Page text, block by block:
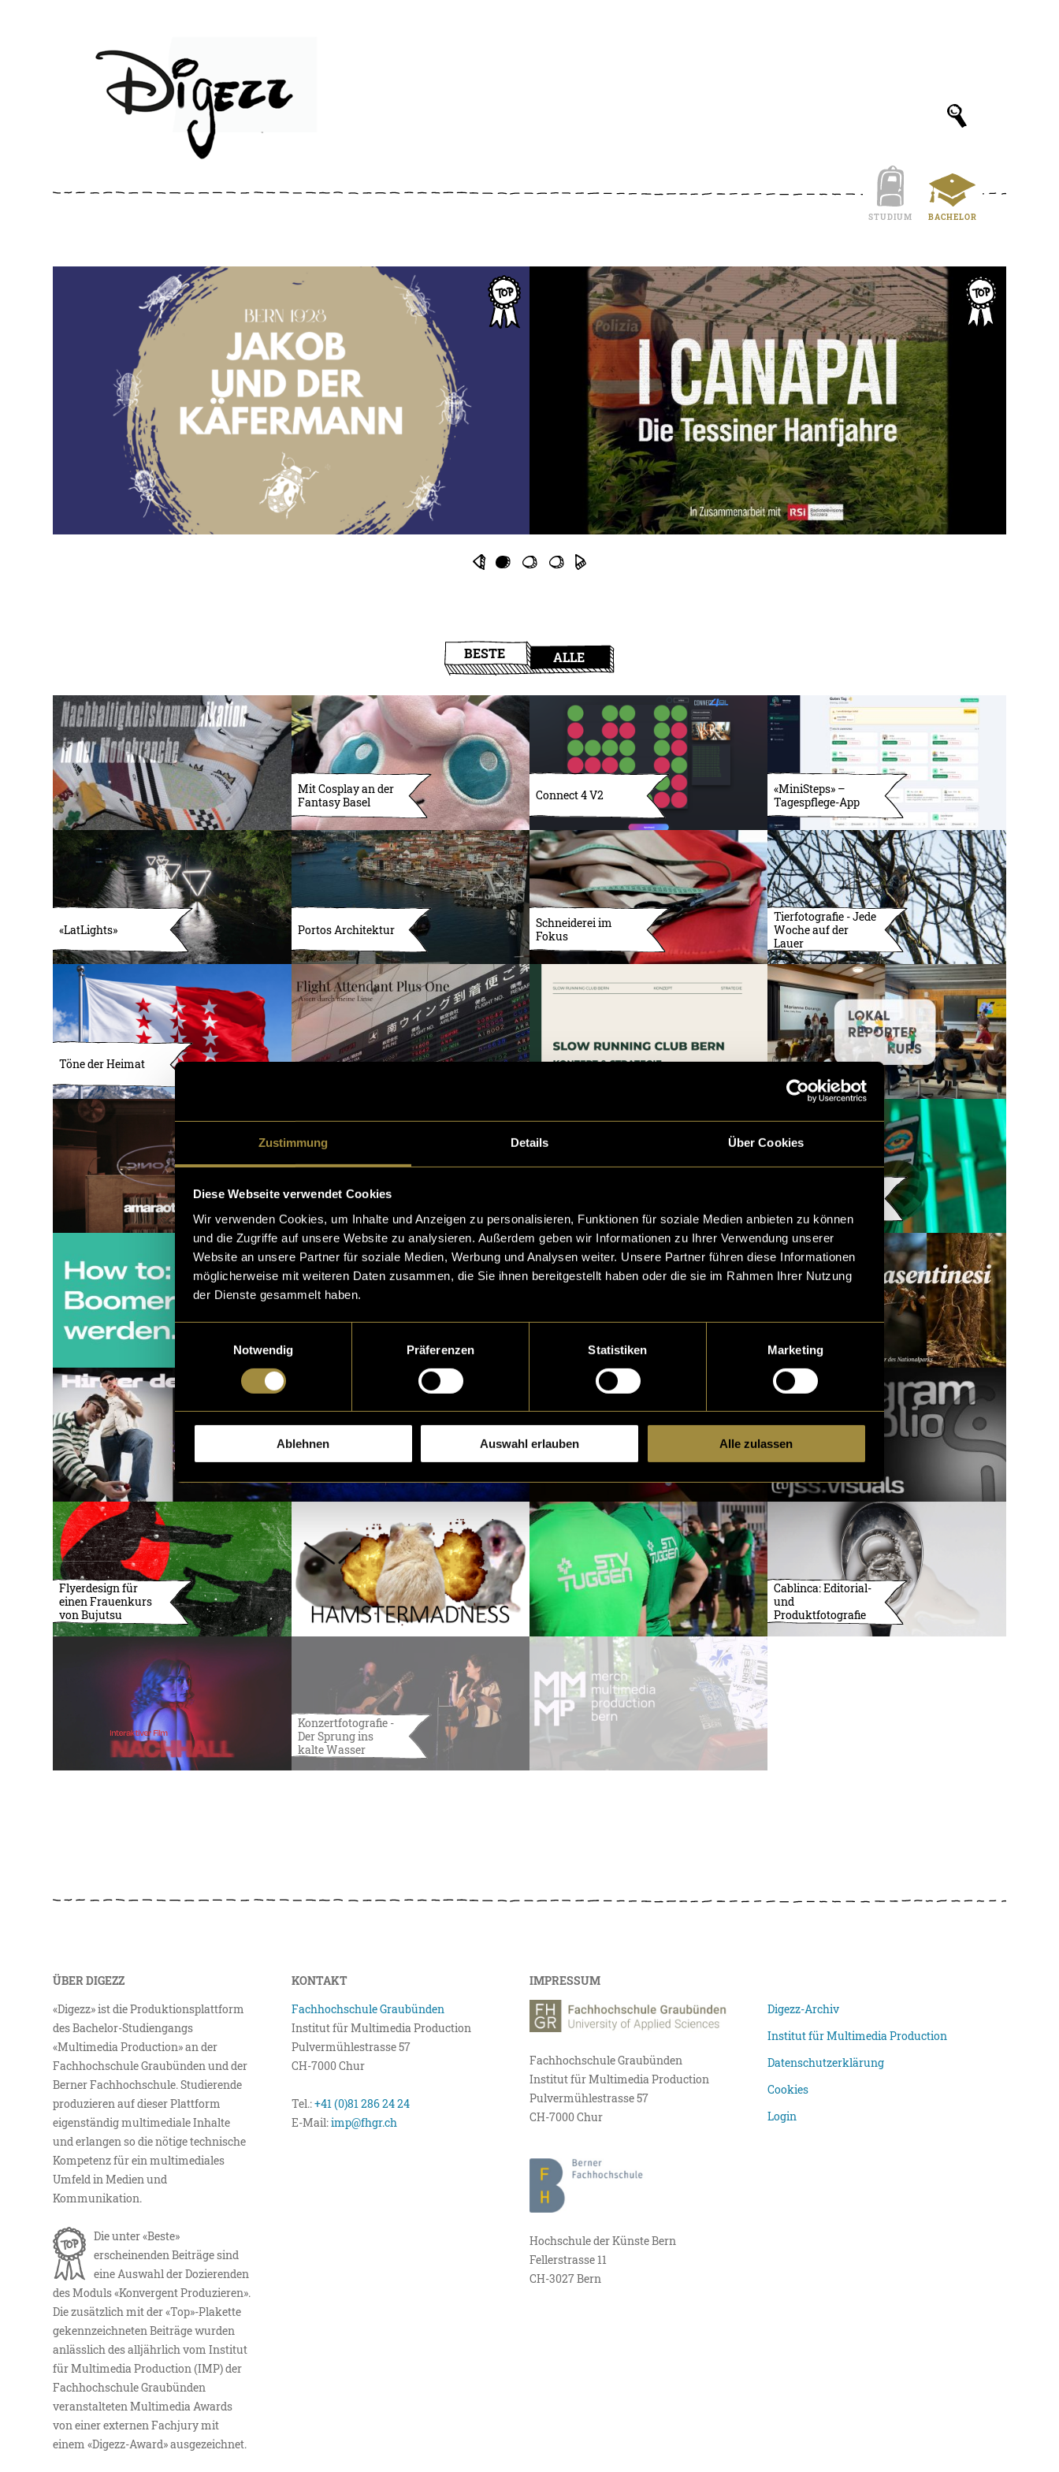
Zustimmung Details Über Cookies
Diese Webseite verwendet Cookies
Wir verwenden Cookies, um Inhalte und Anzeigen zu personalisieren, Funktionen für soziale Medien anbieten zu können
und die Zugriffe auf unsere Website zu analysieren. Außerdem geben wir Informationen zu Ihrer Verwendung unserer
Website an unsere Partner für soziale Medien, Werbung und Analysen weiter. Unsere Partner führen diese Informationen
möglicherweise mit weiteren Daten zusammen, die Sie ihnen bereitgestellt haben oder die sie im Rahmen Ihrer Nutzung
der Dienste gesammelt haben.
Notwendig
Präferenzen Statistiken Marketing
Ablehnen Auswahl erlauben Alle zulassen
STUDIUM BACHELOR
BESTE ALLE
Mit Cosplay an der
Fantasy Basel
Connect 4 V2
«MiniSteps» –
Tagespflege-App
«LatLights» Portos Architektur
Schneiderei im
Fokus
Tierfotografie - Jede
Woche auf der
Lauer
Töne der Heimat
Flyerdesign für
einen Frauenkurs
von Bujutsu
Cablinca: Editorial-
und
Produktfotografie
Konzertfotografie -
Der Sprung ins
kalte Wasser
ÜBER DIGEZZ
«Digezz» ist die Produktionsplattform
des Bachelor-Studiengangs
«Multimedia Production» an der
Fachhochschule Graubünden und der
Berner Fachhochschule. Studierende
produzieren auf dieser Plattform
eigenständig multimediale Inhalte
und erlangen so die nötige technische
Kompetenz für ein multimediales
Umfeld in Medien und
Kommunikation.
Die unter «Beste»
erscheinenden Beiträge sind
eine Auswahl der Dozierenden
des Moduls «Konvergent Produzieren».
Die zusätzlich mit der «Top»-Plakette
gekennzeichneten Beiträge wurden
anlässlich des alljährlich vom Institut
für Multimedia Production (IMP) der
Fachhochschule Graubünden
veranstalteten Multimedia Awards
von einer externen Fachjury mit
einem «Digezz-Award» ausgezeichnet.
KONTAKT
Fachhochschule Graubünden
Institut für Multimedia Production
Pulvermühlestrasse 57
CH-7000 Chur
Tel.:+41 (0)81 286 24 24
E-Mail:imp@fhgr.ch
IMPRESSUM
Fachhochschule Graubünden
Institut für Multimedia Production
Pulvermühlestrasse 57
CH-7000 Chur
Hochschule der Künste Bern
Fellerstrasse 11
CH-3027 Bern
Digezz-Archiv
Institut für Multimedia Production
Datenschutzerklärung
Cookies
Login